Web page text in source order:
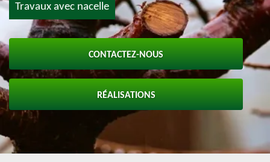
Travaux avec nacelle
CONTACTEZ-NOUS
RÉALISATIONS